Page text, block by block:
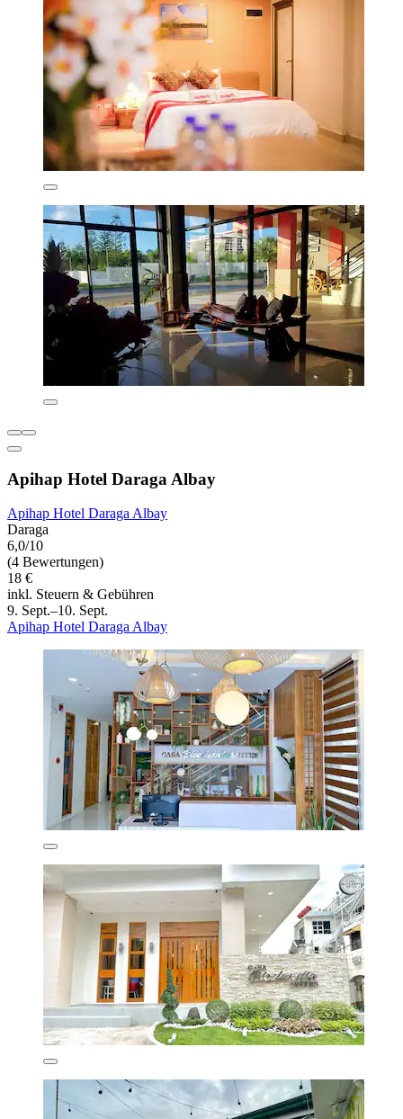
Apihap Hotel Daraga Albay
Apihap Hotel Daraga Albay
Daraga
6,0/10
(4 Bewertungen)
18 €
inkl. Steuern & Gebühren
9. Sept.–10. Sept.
Apihap Hotel Daraga Albay